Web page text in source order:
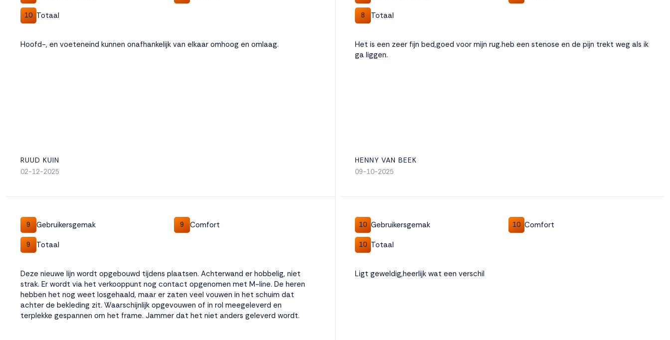
10 Totaal
Hoofd-, en voeteneind kunnen onafhankelijk van elkaar omhoog en omlaag.
RUUD KUIN
02-12-2025
8 Totaal
Het is een zeer fijn bed,goed voor mijn rug.heb een stenose en de pijn trekt weg als ik
ga liggen.
HENNY VAN BEEK
09-10-2025
9 Gebruikersgemak 9 Comfort
9 Totaal
Deze nieuwe lijn wordt opgebouwd tijdens plaatsen. Achterwand er hobbelig, niet
strak. Er wordt via het verkooppunt nog contact opgenomen met M-line. De heren
hebben het nog weet losgehaald, maar er zaten veel vouwen in het schuim dat
achter de bekleding zit. Waarschijnlijk opgevouwen of in rol meegeleverd en
terplekke gespannen om het frame. Jammer dat het niet anders geleverd wordt.
10 Gebruikersgemak 10 Comfort
10 Totaal
Ligt geweldig,heerlijk wat een verschil